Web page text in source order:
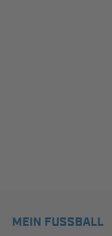
MEIN FUSSBALL